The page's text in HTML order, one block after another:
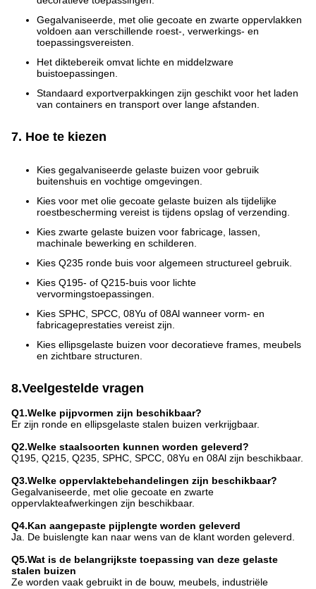
Gegalvaniseerde, met olie gecoate en zwarte oppervlakken
voldoen aan verschillende roest-, verwerkings- en
toepassingsvereisten.
Het diktebereik omvat lichte en middelzware
buistoepassingen.
Standaard exportverpakkingen zijn geschikt voor het laden
van containers en transport over lange afstanden.
7. Hoe te kiezen
Kies gegalvaniseerde gelaste buizen voor gebruik
buitenshuis en vochtige omgevingen.
Kies voor met olie gecoate gelaste buizen als tijdelijke
roestbescherming vereist is tijdens opslag of verzending.
Kies zwarte gelaste buizen voor fabricage, lassen,
machinale bewerking en schilderen.
Kies Q235 ronde buis voor algemeen structureel gebruik.
Kies Q195- of Q215-buis voor lichte
vervormingstoepassingen.
Kies SPHC, SPCC, 08Yu of 08Al wanneer vorm- en
fabricageprestaties vereist zijn.
Kies ellipsgelaste buizen voor decoratieve frames, meubels
en zichtbare structuren.
8.Veelgestelde vragen
Q1.Welke pijpvormen zijn beschikbaar?
Er zijn ronde en ellipsgelaste stalen buizen verkrijgbaar.
Q2.Welke staalsoorten kunnen worden geleverd?
Q195, Q215, Q235, SPHC, SPCC, 08Yu en 08Al zijn beschikbaar.
Q3.Welke oppervlaktebehandelingen zijn beschikbaar?
Gegalvaniseerde, met olie gecoate en zwarte
oppervlakteafwerkingen zijn beschikbaar.
Q4.Kan aangepaste pijplengte worden geleverd
Ja. De buislengte kan naar wens van de klant worden geleverd.
Q5.Wat is de belangrijkste toepassing van deze gelaste
stalen buizen
Ze worden vaak gebruikt in de bouw, meubels, industriële